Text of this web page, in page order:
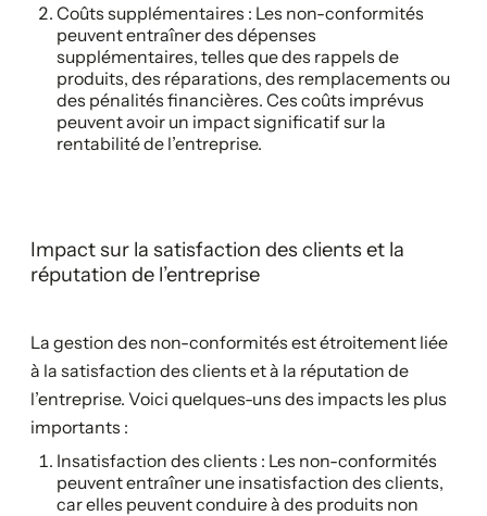
Coûts supplémentaires : Les non-conformités
peuvent entraîner des dépenses
supplémentaires, telles que des rappels de
produits, des réparations, des remplacements ou
des pénalités financières. Ces coûts imprévus
peuvent avoir un impact significatif sur la
rentabilité de l’entreprise.
Impact sur la satisfaction des clients et la
réputation de l’entreprise
La gestion des non-conformités est étroitement liée
à la satisfaction des clients et à la réputation de
l’entreprise. Voici quelques-uns des impacts les plus
importants :
Insatisfaction des clients : Les non-conformités
peuvent entraîner une insatisfaction des clients,
car elles peuvent conduire à des produits non